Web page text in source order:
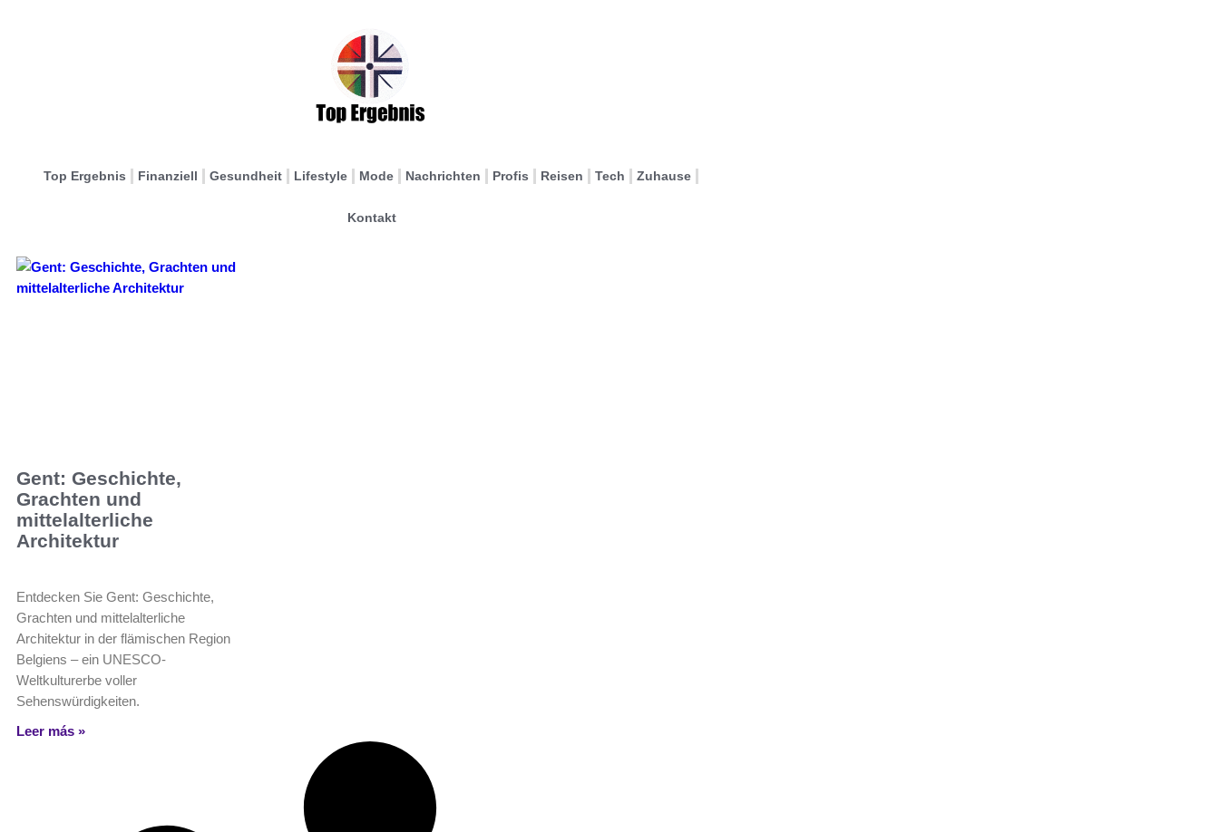
Top Ergebnis Finanziell Gesundheit Lifestyle Mode Nachrichten Profis Reisen Tech Zuhause
Kontakt
Gent: Geschichte,
Grachten und
mittelalterliche
Architektur
Entdecken Sie Gent: Geschichte,
Grachten und mittelalterliche
Architektur in der flämischen Region
Belgiens – ein UNESCO-
Weltkulturerbe voller
Sehenswürdigkeiten.
Leer más »